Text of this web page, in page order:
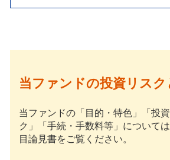
当ファンドの投資リス
当ファンドの「目的・特色」「投
ク」「手続・手数料等」について
目論見書をご覧ください。